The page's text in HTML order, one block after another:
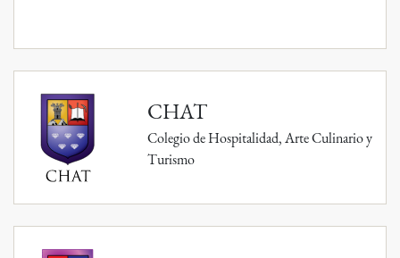
CHAT
Colegio de Hospitalidad, Arte Culinario y
Turismo